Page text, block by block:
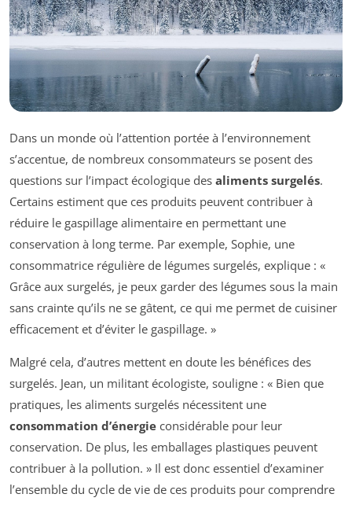
Dans un monde où l’attention portée à l’environnement
s’accentue, de nombreux consommateurs se posent des
questions sur l’impact écologique des aliments surgelés.
Certains estiment que ces produits peuvent contribuer à
réduire le gaspillage alimentaire en permettant une
conservation à long terme. Par exemple, Sophie, une
consommatrice régulière de légumes surgelés, explique : «
Grâce aux surgelés, je peux garder des légumes sous la main
sans crainte qu’ils ne se gâtent, ce qui me permet de cuisiner
efficacement et d’éviter le gaspillage. »
Malgré cela, d’autres mettent en doute les bénéfices des
surgelés. Jean, un militant écologiste, souligne : « Bien que
pratiques, les aliments surgelés nécessitent une
consommation d’énergie considérable pour leur
conservation. De plus, les emballages plastiques peuvent
contribuer à la pollution. » Il est donc essentiel d’examiner
l’ensemble du cycle de vie de ces produits pour comprendre